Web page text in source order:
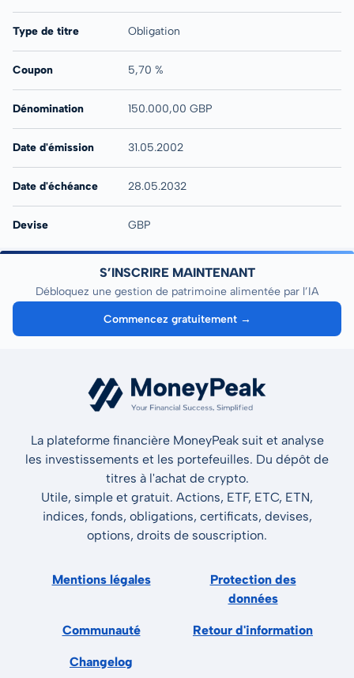
Type de titre Obligation
Coupon 5,70 %
Dénomination 150.000,00 GBP
Date d'émission 31.05.2002
Date d'échéance 28.05.2032
Devise GBP
S’INSCRIRE MAINTENANT
Débloquez une gestion de patrimoine alimentée par l’IA
Commencez gratuitement →
La plateforme financière MoneyPeak suit et analyse
les investissements et les portefeuilles. Du dépôt de
titres à l'achat de crypto.
Utile, simple et gratuit. Actions, ETF, ETC, ETN,
indices, fonds, obligations, certificats, devises,
options, droits de souscription.
Mentions légales
Protection des
données
Communauté Retour d'information
Changelog